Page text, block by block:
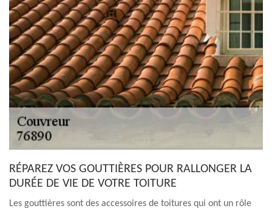
RÉPAREZ VOS GOUTTIÈRES POUR RALLONGER LA
DURÉE DE VIE DE VOTRE TOITURE
Les gouttières sont des accessoires de toitures qui ont un rôle